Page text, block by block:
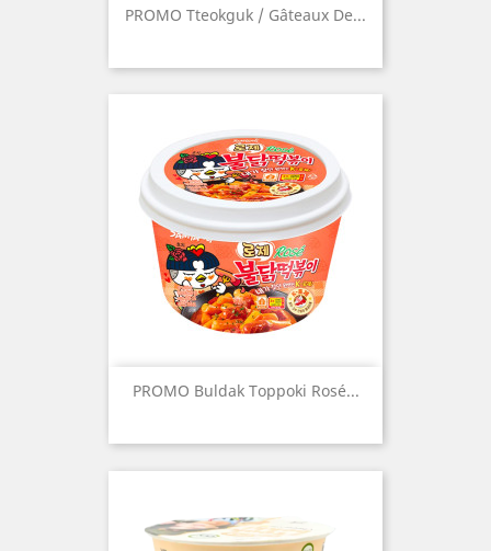
PROMO Tteokguk / Gâteaux De...
PROMO Buldak Toppoki Rosé...